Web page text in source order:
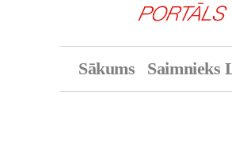
Sākums Saimnieks